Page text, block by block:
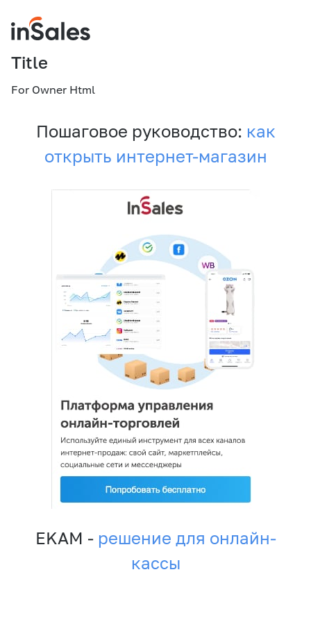
Title
For Owner Html
Пошаговое руководство: как
открыть интернет-магазин
EKAM - решение для онлайн-
кассы